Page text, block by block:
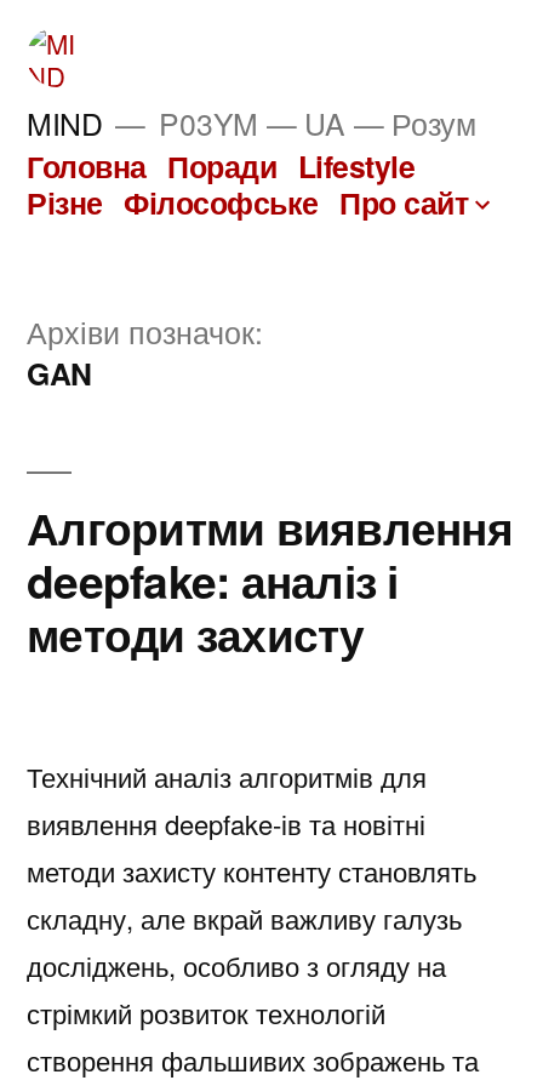
Перейти
вмісту
MIND P03YM — UA — Розум
Головна Поради Lifestyle
Різне Філософське Про сайт
Архіви позначок:
GAN
Алгоритми виявлення
deepfake: аналіз і
методи захисту
Технічний аналіз алгоритмів для
виявлення deepfake-ів та новітні
методи захисту контенту становлять
складну, але вкрай важливу галузь
досліджень, особливо з огляду на
стрімкий розвиток технологій
створення фальшивих зображень та